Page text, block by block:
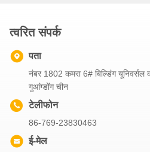
त्वरित संपर्क
पता
नंबर 1802 कमरा 6# बिल्डिंग यूनिवर्सल
गुआंग्डोंग चीन
टेलीफोन
86-769-23830463
ई-मेल